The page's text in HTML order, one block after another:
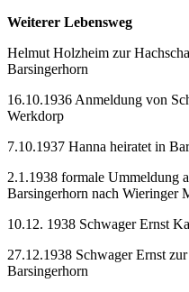
Weiterer Lebensweg
Helmut Holzheim zur
Barsingerhorn
16.10.1936 Anmeldung von
Werkdorp
7.10.1937 Hanna heiratet in
2.1.1938 formale Ummeldung
Barsingerhorn nach Wieringer
10.12. 1938 Schwager Ernst
27.12.1938 Schwager Ernst
Barsingerhorn